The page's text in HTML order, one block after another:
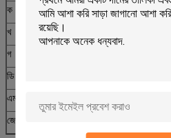
ক
13 8
খ
গ
ডি
এম
জেড